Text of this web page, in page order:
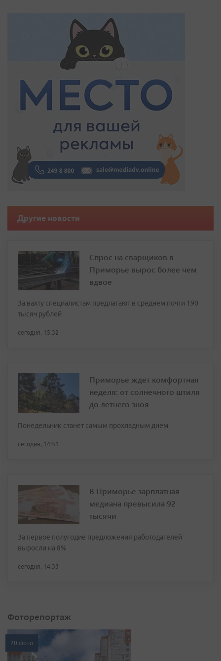
Другие новости
Спрос на сварщиков в
Приморье вырос более чем
вдвое
За вахту специалистам предлагают в среднем почти 190
тысяч рублей
сегодня, 15:32
Приморье ждет комфортная
неделя: от солнечного штиля
до летнего зноя
Понедельник станет самым прохладным днем
сегодня, 14:51
В Приморье зарплатная
медиана превысила 92
тысячи
За первое полугодие предложения работодателей
выросли на 8%
сегодня, 14:33
Фоторепортаж
20 фото